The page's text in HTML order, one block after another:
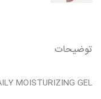
توضیحات
MOISTURIZING GEL